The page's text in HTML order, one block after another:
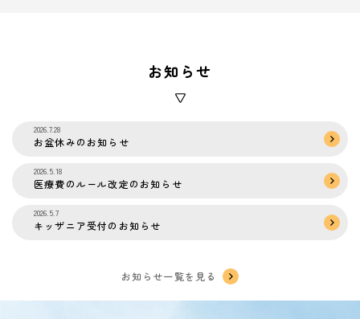
お知らせ
2026.7.28
お盆休みのお知らせ
2026.5.18
医療費のルール改定のお知らせ
2026.5.7
キッザニア受付のお知らせ
お知らせ一覧を見る